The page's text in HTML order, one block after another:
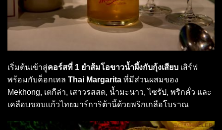
เริ่มต้นเข้าสู่คอร์สที่ 1 ยำส้มโอขาวน้ำผึ้งกับกุ้งเสียบ เสิร์ฟ
พร้อมกับค็อกเทล Thai Margarita ที่มีส่วนผสมของ
Mekhong, เตกีล่า, เสาวรสสด, น้ำมะนาว, ไซรัป, พริกคั่ว และ
เคลือบขอบแก้วไทยมาร์การิต้านี้ด้วยพริกเกลือโบราณ